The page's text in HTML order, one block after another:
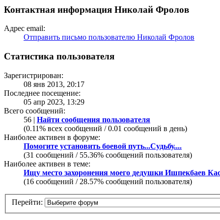
Контактная информация Николай Фролов
Адрес email:
Отправить письмо пользователю Николай Фролов
Статистика пользователя
Зарегистрирован:
08 янв 2013, 20:17
Последнее посещение:
05 апр 2023, 13:29
Всего сообщений:
56 | Найти сообщения пользователя
(0.11% всех сообщений / 0.01 сообщений в день)
Наиболее активен в форуме:
Помогите установить боевой путь...Судьбу....
(31 сообщений / 55.36% сообщений пользователя)
Наиболее активен в теме:
Ищу место захоронения моего дедушки Ишпекбаев
(16 сообщений / 28.57% сообщений пользователя)
Перейти: